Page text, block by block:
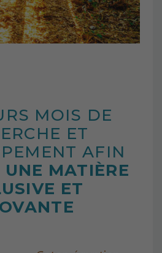
MOIS DE
ET
AFIN
UNE MATIÈRE
ET